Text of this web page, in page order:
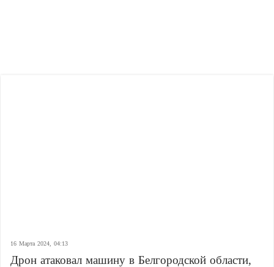
16 Марта 2024, 04:13
Дрон атаковал машину в Белгородской области,